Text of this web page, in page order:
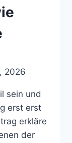
2026
sein und
erst erst
erkläre
der